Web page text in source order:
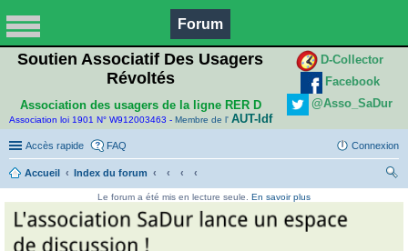
Forum
Soutien Associatif Des Usagers
Révoltés
Association des usagers de la ligne RER D
Association loi 1901 N° W912003463 - Membre de l' AUT-Idf
D-Collector
Facebook
@Asso_SaDur
Accès rapide FAQ Connexion
Accueil
Index du forum
Le forum a été mis en lecture seule. En savoir plus